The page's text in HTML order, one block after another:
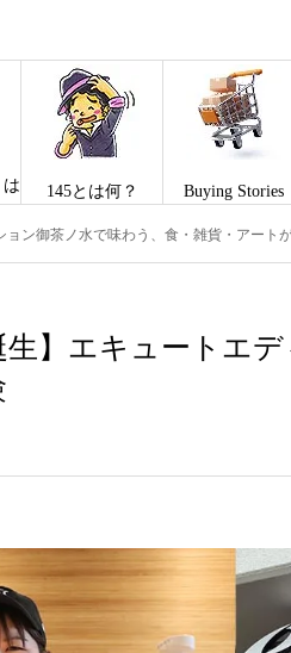
は 145とは何？ Buying Stories
ン御茶ノ水で味わう、食・雑貨・アート
】エキュートエ